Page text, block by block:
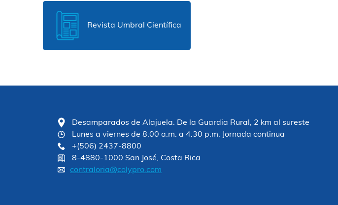
Revista Umbral Científica
Desamparados de Alajuela. De la Guardia Rural, 2 km al sureste
Lunes a viernes de 8:00 a.m. a 4:30 p.m. Jornada continua
+(506) 2437-8800
8-4880-1000 San José, Costa Rica
contraloria@colypro.com